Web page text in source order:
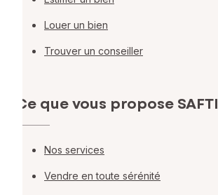
Louer un bien
Trouver un conseiller
Ce que vous propose SAFTI
Nos services
Vendre en toute sérénité